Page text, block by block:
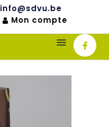
info@sdvu.be
Mon compte